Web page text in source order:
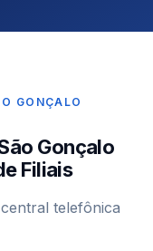
GONÇALO
Gonçalo
Filiais
telefônica